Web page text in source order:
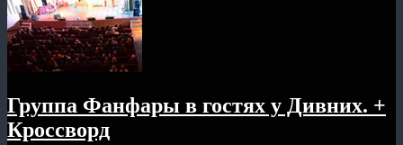
Группа Фанфары в гостях у Дивних. +
Кроссворд